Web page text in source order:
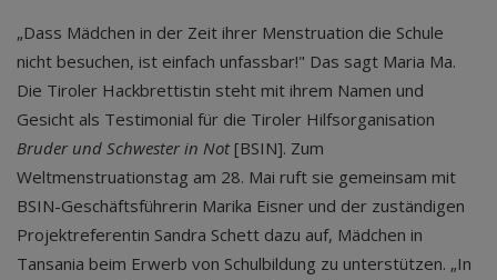
„Dass Mädchen in der Zeit ihrer Menstruation die Schule
nicht besuchen, ist einfach unfassbar!" Das sagt Maria Ma.
Die Tiroler Hackbrettistin steht mit ihrem Namen und
Gesicht als Testimonial für die Tiroler Hilfsorganisation
Bruder und Schwester in Not [BSIN]. Zum
Weltmenstruationstag am 28. Mai ruft sie gemeinsam mit
BSIN-Geschäftsführerin Marika Eisner und der zuständigen
Projektreferentin Sandra Schett dazu auf, Mädchen in
Tansania beim Erwerb von Schulbildung zu unterstützen. „In